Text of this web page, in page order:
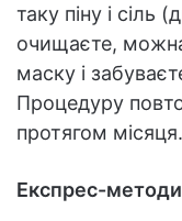
таку піну і сіль
очищаєте,
маску і
Процедуру
протягом місяця.
Експрес-